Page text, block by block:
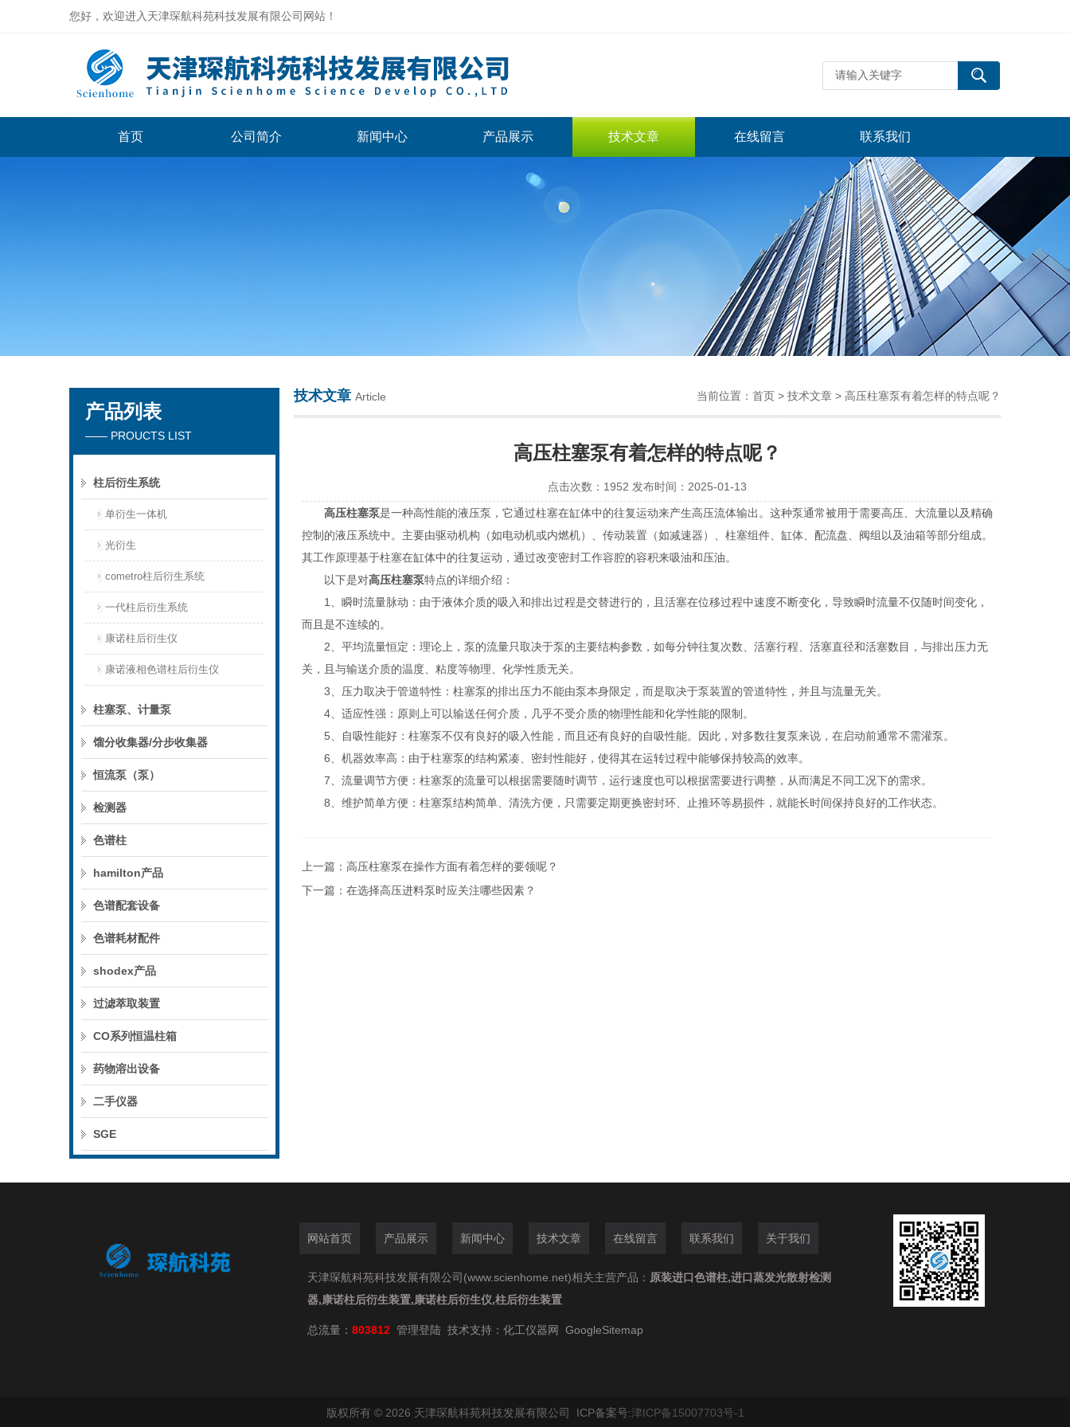
您好，欢迎进入天津琛航科苑科技发展有限公司网站！
天津琛航科苑科技发展有限公司
首页 公司简介 新闻中心 产品展示 技术文章 在线留言 联系我们
产品列表
—— PROUCTS LIST
柱后衍生系统
单衍生一体机
光衍生
cometro柱后衍生系统
一代柱后衍生系统
康诺柱后衍生仪
康诺液相色谱柱后衍生仪
柱塞泵、计量泵
馏分收集器/分步收集器
恒流泵（泵）
检测器
色谱柱
hamilton产品
色谱配套设备
色谱耗材配件
shodex产品
过滤萃取装置
CO系列恒温柱箱
药物溶出设备
二手仪器
SGE
技术文章 Article 当前位置： 首页 > 技术文章 > 高压柱塞泵有着怎样的特点呢？
高压柱塞泵有着怎样的特点呢？
点击次数：1952 发布时间：2025-01-13
高压柱塞泵是一种高性能的液压泵，它通过柱塞在缸体中的往复运动来产生高压流体输出。这种泵通常被用于需要高压、大流量以及精确
控制的液压系统中。主要由驱动机构（如电动机或内燃机）、传动装置（如减速器）、柱塞组件、缸体、配流盘、阀组以及油箱等部分组成。
其工作原理基于柱塞在缸体中的往复运动，通过改变密封工作容腔的容积来吸油和压油。
以下是对高压柱塞泵特点的详细介绍：
1、瞬时流量脉动：由于液体介质的吸入和排出过程是交替进行的，且活塞在位移过程中速度不断变化，导致瞬时流量不仅随时间变化，
而且是不连续的。
2、平均流量恒定：理论上，泵的流量只取决于泵的主要结构参数，如每分钟往复次数、活塞行程、活塞直径和活塞数目，与排出压力无
关，且与输送介质的温度、粘度等物理、化学性质无关。
3、压力取决于管道特性：柱塞泵的排出压力不能由泵本身限定，而是取决于泵装置的管道特性，并且与流量无关。
4、适应性强：原则上可以输送任何介质，几乎不受介质的物理性能和化学性能的限制。
5、自吸性能好：柱塞泵不仅有良好的吸入性能，而且还有良好的自吸性能。因此，对多数往复泵来说，在启动前通常不需灌泵。
6、机器效率高：由于柱塞泵的结构紧凑、密封性能好，使得其在运转过程中能够保持较高的效率。
7、流量调节方便：柱塞泵的流量可以根据需要随时调节，运行速度也可以根据需要进行调整，从而满足不同工况下的需求。
8、维护简单方便：柱塞泵结构简单、清洗方便，只需要定期更换密封环、止推环等易损件，就能长时间保持良好的工作状态。
上一篇： 高压柱塞泵在操作方面有着怎样的要领呢？
下一篇： 在选择高压进料泵时应关注哪些因素？
网站首页 产品展示 新闻中心 技术文章 在线留言 联系我们 关于我们
天津琛航科苑科技发展有限公司(www.scienhome.net)相关主营产品： 原装进口色谱柱,进口蒸发光散射检测
器,康诺柱后衍生装置,康诺柱后衍生仪,柱后衍生装置
总流量： 803812 管理登陆 技术支持： 化工仪器网 GoogleSitemap
版权所有 © 2026 天津琛航科苑科技发展有限公司 ICP备案号:津ICP备15007703号-1